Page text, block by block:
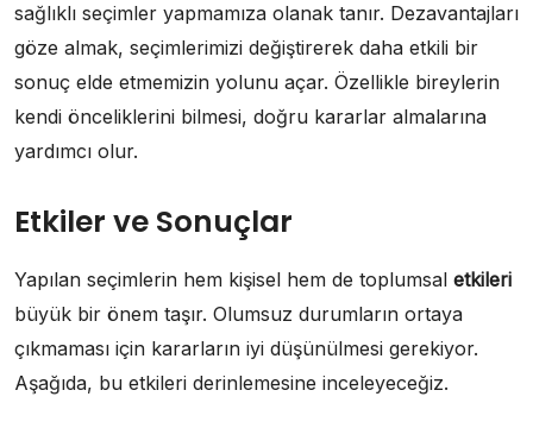
sağlıklı seçimler yapmamıza olanak tanır. Dezavantajları
göze almak, seçimlerimizi değiştirerek daha etkili bir
sonuç elde etmemizin yolunu açar. Özellikle bireylerin
kendi önceliklerini bilmesi, doğru kararlar almalarına
yardımcı olur.
Etkiler ve Sonuçlar
Yapılan seçimlerin hem kişisel hem de toplumsal etkileri
büyük bir önem taşır. Olumsuz durumların ortaya
çıkmaması için kararların iyi düşünülmesi gerekiyor.
Aşağıda, bu etkileri derinlemesine inceleyeceğiz.